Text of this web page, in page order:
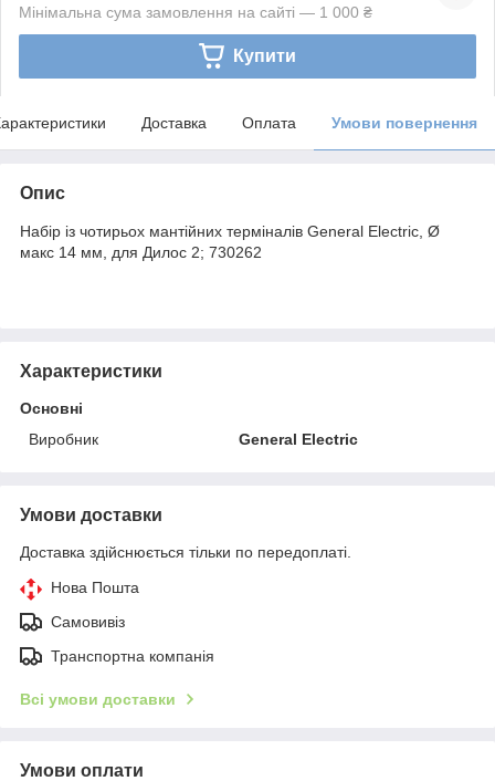
Мінімальна сума замовлення на сайті — 1 000 ₴
Купити
Доставка Оплата Умови повернення
Опис
Набір із чотирьох мантійних терміналів General Electric, Ø
макс 14 мм, для Дилос 2; 730262
Характеристики
Основні
Виробник
General Electric
Умови доставки
Доставка здійснюється тільки по передоплаті.
Нова Пошта
Самовивіз
Транспортна компанія
Всі умови доставки
Умови оплати